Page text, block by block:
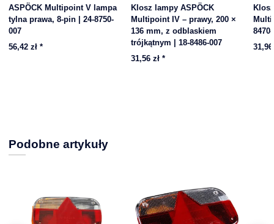
ASPÖCK Multipoint V lampa
tylna prawa, 8-pin | 24-8750-
007
56,42 zł *
Klosz lampy ASPÖCK
Multipoint IV – prawy, 200 ×
136 mm, z odblaskiem
trójkątnym | 18-8486-007
31,56 zł *
Podobne artykuły